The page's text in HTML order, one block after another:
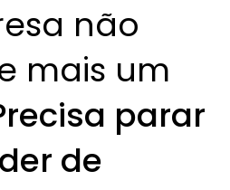
não
mais um
parar
de